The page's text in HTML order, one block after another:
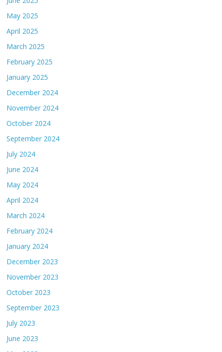
May 2025
April 2025
March 2025
February 2025
January 2025
December 2024
November 2024
October 2024
September 2024
July 2024
June 2024
May 2024
April 2024
March 2024
February 2024
January 2024
December 2023
November 2023
October 2023
September 2023
July 2023
June 2023